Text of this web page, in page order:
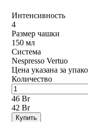
Интенсивность
4
Размер чашки
150 мл
Система
Nespresso Vertuo
Цена указана за
Количество
46 Br
42 Br
Купить